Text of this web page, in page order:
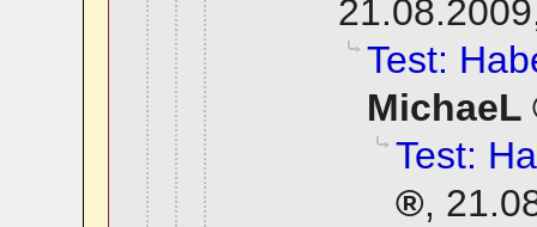
Test:
MichaeL
Test:
,